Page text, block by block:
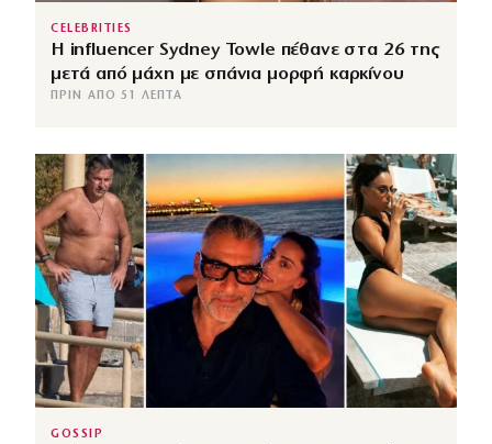
CELEBRITIES
Η influencer Sydney Towle πέθανε στα 26 της
μετά από μάχη με σπάνια μορφή καρκίνου
ΠΡΙΝ ΑΠΌ 51 ΛΕΠΤΆ
GOSSIP